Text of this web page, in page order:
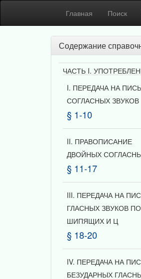
Главная Поиск
Содержание
ЧАСТЬ I.
I. ПЕРЕДАЧА НА
СОГЛАСНЫХ ЗВУКОВ
§ 1-10
II. ПРАВОПИСАНИЕ
ДВОЙНЫХ
§ 11-17
III. ПЕРЕДАЧА НА
ГЛАСНЫХ ЗВУКОВ
ШИПЯЩИХ И Ц
§ 18-20
IV. ПЕРЕДАЧА НА
БЕЗУДАРНЫХ